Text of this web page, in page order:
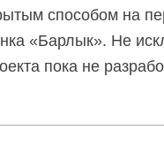
способом на
«Барлык». Не
пока не